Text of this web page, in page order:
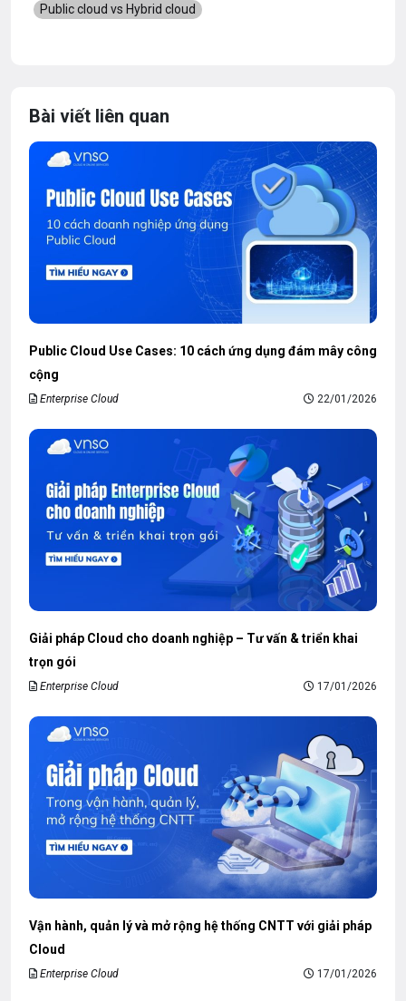
Public cloud vs Hybrid cloud
Bài viết liên quan
Public Cloud Use Cases: 10 cách ứng dụng đám mây công
cộng
Enterprise Cloud 22/01/2026
Giải pháp Cloud cho doanh nghiệp – Tư vấn & triển khai
trọn gói
Enterprise Cloud 17/01/2026
Vận hành, quản lý và mở rộng hệ thống CNTT với giải pháp
Cloud
Enterprise Cloud 17/01/2026